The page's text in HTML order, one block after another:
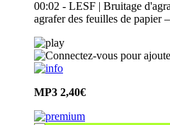
00:02 - LESF | Bruitage
agrafer des feuilles de papier
MP3 2,40€